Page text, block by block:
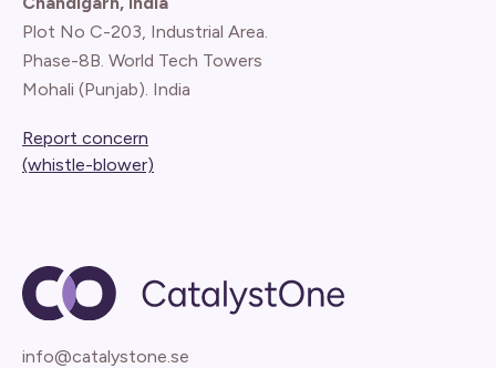
Plot No C-203, Industrial Area.
Phase-8B. World Tech Towers
Mohali (Punjab). India
Report concern
(whistle-blower)
info@catalystone.se